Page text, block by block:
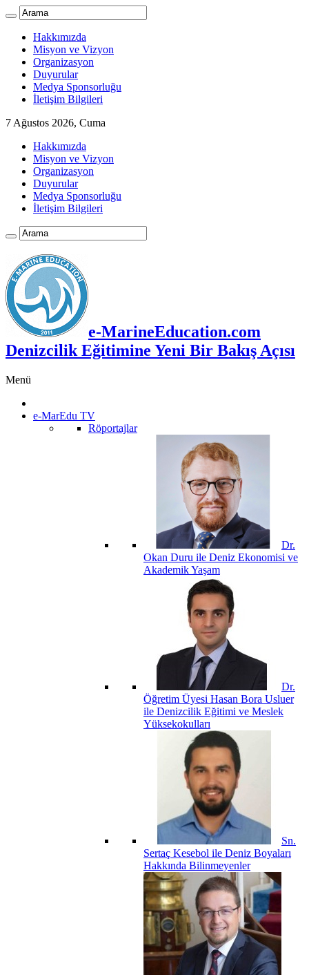
Hakkımızda
Misyon ve Vizyon
Organizasyon
Duyurular
Medya Sponsorluğu
İletişim Bilgileri
7 Ağustos 2026, Cuma
Hakkımızda
Misyon ve Vizyon
Organizasyon
Duyurular
Medya Sponsorluğu
İletişim Bilgileri
e-MarineEducation.com
Denizcilik Eğitimine Yeni Bir Bakış Açısı
Menü
e-MarEdu TV
Röportajlar
Dr.
Okan Duru ile Deniz Ekonomisi ve
Akademik Yaşam
Dr.
Öğretim Üyesi Hasan Bora Usluer
ile Denizcilik Eğitimi ve Meslek
Yüksekokulları
Sn.
Sertaç Kesebol ile Deniz Boyaları
Hakkında Bilinmeyenler